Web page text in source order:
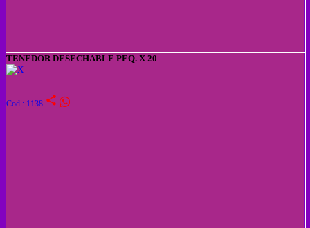
TENEDOR DESECHABLE PEQ. X 20
Cod : 1138 share